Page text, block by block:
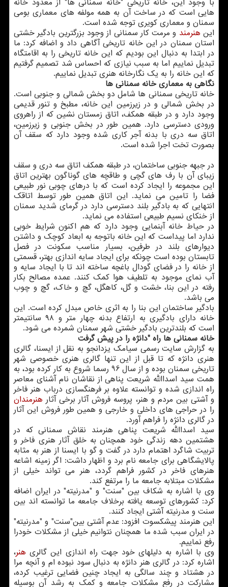
هایی است که در ساخت آن به همه مولفه های معماری بومی
سمنان و معماری کویری توجه شده است.
این هنرمند و مرمت کار سمنانی از وجود بزرگترین بادگیر خشتی
استان سمنان در این خانه تاریخی آگاهی داد و اضافه کرد: ما
در ابتدا به دنبال این بودیم که این خانه تاریخی را به اقامتگاه
تبدیل نماییم اما به سبب نیازی که احساس شد تصمیم گرفتیم
که این خانه را به یک نگارخانه هنری تبدیل نماییم.
نگاهی به معماری خانه سمنانی ها
خانه تاریخی سمنانی ها شامل دو بخش شمالی و جنوبی است.
در بخش شمالی و در زیرزمین این خانه، مطبخ و تنور قدیمی
وجود دارد و در طبقه همکف، اتاق زمستان نشین که از راهروی
ورودی دسترسی دارد. همین طور در بخش جنوبی و زیرزمین،
اتاق سه دری با بدنه آجر کاری شده وجود دارد که سقف آن
بصورت تخت اجرا شده است.
در جبهه جنوبی ساختمان، در طبقه همکف اتاق سه دری و سقف
زیبای آن با رف های گچی و طاقچه های گوناگون بهترین اتاق
این مجموعه را ایجاد کرده است که با درهای چوبی نور طبیعی
فضا را تامین می نماید. این اتاق همین طور توسط اتاقک
انتهایی که به بادگیر بلند دسترسی دارد در گرمای شدید سمنان
از خنکای نسیم طبیعی استفاده می نماید.
در حیاط خانه آبنمایی وجود دارد که هم اکنون شرایط خوبی
ندارد اما پیداست که این خانه باتوجه به ابعاد کوچک و داشتن
دیوارهای بلند در طرفین، بسیار مناسب سکونت در فصل
تابستان بوده است چونکه برای ایجاد سایه اندازی بهتر، قسمتی
از خانه را در فضای گودال باغچه ساخته اند تا با ایجاد سایه و
آب نمای موجود به تلطیف هوا کمک کنند. عمده مصالح بکار
رفته در این بنا، خشت و گل، کاهگل، گچ و خاک، گچ و چوب
می باشد.
بادگیر ساختمان این بنا را به اثری خاص مبدل کرده است. این
خانه دارای بادگیری به ارتفاع بدنه چهار متر و ۹۸ سانتیمتر
است که بلندترین بادگیر خشتی شهر سمنان شمرده می شود.
خانه سمنانی ها راه "دانژه را در پیش گرفت
به گزارش سایت رسمی سیامک یزدانجو به نقل از ایسنا، گالری
هنری دانژه که تا قبل از این تنها گالری هنری خصوصی شهر
تاریخی سمنان بوده و از سال 96 رسما شروع به کار کرده بود، به
همت سید اسداالله شریعت پناهی از نقاشان نام آشنای معاصر
راه اندازی شده و توانسته علاوه بر فرهنگسازی درباب هنر فاخر
و آشتی بین مردم و هنر، پروسه فروش آثار برخی آثار هنرمندان
را در حراجی های داخلی و خارجی و همین طور فروش این آثار
در گالری دانژه را فراهم آورد.
سید اسداالله شریعت پناهی هنرمند نقاش سمنانی که در
هشتمین دهه زندگی خود همچنان به خلق آثار هنری فاخر و
تربیت شاگرد اهتمام دارد در گفت و گو با ایسنا از هنر به مثابه
پالایشگاهی برای جامعه نام برد و اظهار داشت: اگر زمینه اشاعه
هنرهای فاخر در کشور فراهم گردد، هنر می تواند خیلی از
مشکلات مبتلابه جامعه ما را مرتفع کند.
وی با اشاره به شکاف بین "سنت" و "مدرنیته" در ایران اضافه
کرد: کشورهای توسعه یافته برخلاف جامعه ما توانسته اند بین
سنت و مدرنیته آشتی ایجاد کنند.
این هنرمند پیشکسوت افزود: عدم آشتی بین"سنت" و "مدرنیته"
در ایران سبب شده ما همچنان نتوانیم خیلی از مشکلات خودرا
رفع نماییم.
وی با اشاره به دلیلهای خود جهت راه اندازی این گالری هنر،
اشاره کرد: در گالری هنر دانژه به دنبال سود نبوده ام و آنچه مرا
در هشتاد و چند سالگی به ایجاد چنین فضایی ترغیب کرده،
مشارکت در رفع مشکلات جامعه و کمک به رشد آن بوسیله